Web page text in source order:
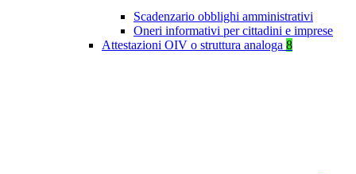
Scadenzario obblighi amministrativi
Oneri informativi per cittadini e imprese
Attestazioni OIV o struttura analoga 8